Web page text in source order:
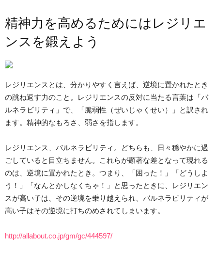
精神力を高めるためにはレジリエ
ンスを鍛えよう
レジリエンスとは、分かりやすく言えば、逆境に置かれたとき
の跳ね返す力のこと。レジリエンスの反対に当たる言葉は「バ
ルネラビリティ」で、「脆弱性（ぜいじゃくせい）」と訳され
ます。精神的なもろさ、弱さを指します。
レジリエンス、バルネラビリティ。どちらも、日々穏やかに過
ごしていると目立ちません。これらが顕著な差となって現れる
のは、逆境に置かれたとき。つまり、「困った！」「どうしよ
う！」「なんとかしなくちゃ！」と思ったときに、レジリエン
スが高い子は、その逆境を乗り越えられ、バルネラビリティが
高い子はその逆境に打ちのめされてしまいます。
http://allabout.co.jp/gm/gc/444597/